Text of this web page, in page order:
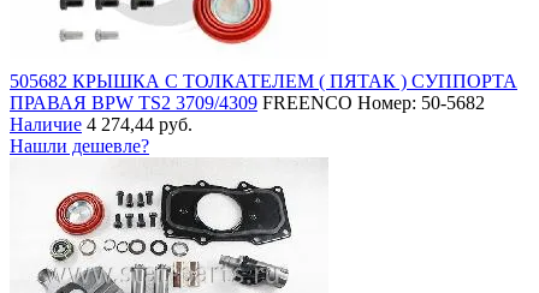
505682 КРЫШКА С ТОЛКАТЕЛЕМ ( ПЯТАК ) СУППОРТА
ПРАВАЯ BPW TS2 3709/4309 FREENCO Номер: 50-5682
Наличие 4 274,44 руб.
Нашли дешевле?